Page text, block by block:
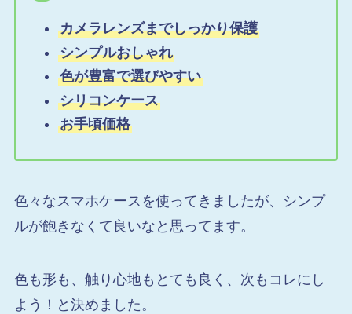
カメラレンズまでしっかり保護
シンプルおしゃれ
色が豊富で選びやすい
シリコンケース
お手頃価格
色々なスマホケースを使ってきましたが、シンプ
ルが飽きなくて良いなと思ってます。
色も形も、触り心地もとても良く、次もコレにし
よう！と決めました。